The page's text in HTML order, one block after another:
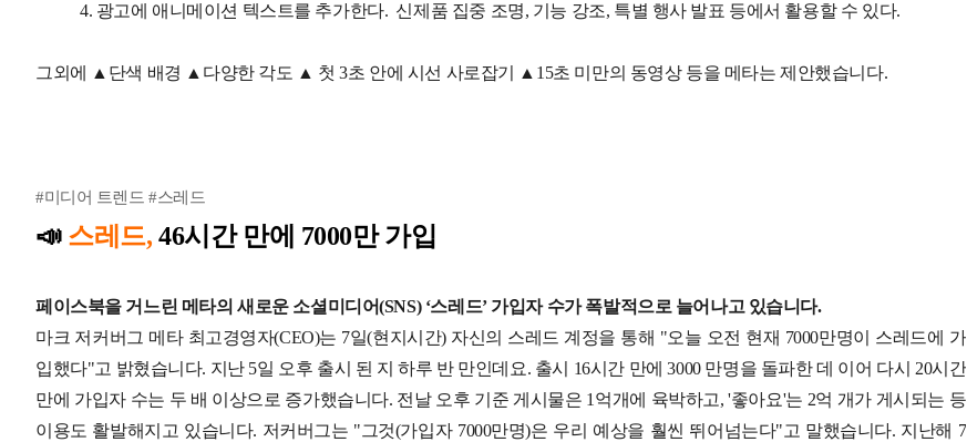
4. 광고에 애니메이션 텍스트를 추가한다. 신제품 집중 조명, 기능 강조, 특별 행사 발표 등에서 활용할 수 있다.
그외에 ▲단색 배경 ▲다양한 각도 ▲ 첫 3초 안에 시선 사로잡기 ▲15초 미만의 동영상 등을 메타는 제안했습니다.
#미디어 트렌드 #스레드
📣 스레드, 46시간 만에 7000만 가입
페이스북을 거느린 메타의 새로운 소셜미디어(SNS) ‘스레드’ 가입자 수가 폭발적으로 늘어나고 있습니다.
마크 저커버그 메타 최고경영자(CEO)는 7일(현지시간) 자신의 스레드 계정을 통해 "오늘 오전 현재 7000만명이 스레드에 가
입했다"고 밝혔습니다. 지난 5일 오후 출시 된 지 하루 반 만인데요. 출시 16시간 만에 3000 만명을 돌파한 데 이어 다시 20시간
만에 가입자 수는 두 배 이상으로 증가했습니다. 전날 오후 기준 게시물은 1억개에 육박하고, '좋아요'는 2억 개가 게시되는 등
이용도 활발해지고 있습니다. 저커버그는 "그것(가입자 7000만명)은 우리 예상을 훨씬 뛰어넘는다"고 말했습니다. 지난해 7